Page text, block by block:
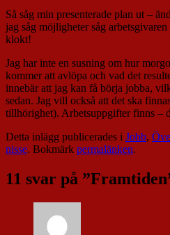
Så såg min presenterade plan ut –
jag såg möjligheter såg
klokt!
Jag har inte en susning om hur
kommer att avlöpa och vad det
innebär att jag kan få börja jobba,
sedan. Jag vill också att det ska
tillhörighet). Arbetsuppgifter finns –
Detta inlägg publicerades i Jobb,
nisse. Bokmärk permalänken.
11 svar på ”Framtiden